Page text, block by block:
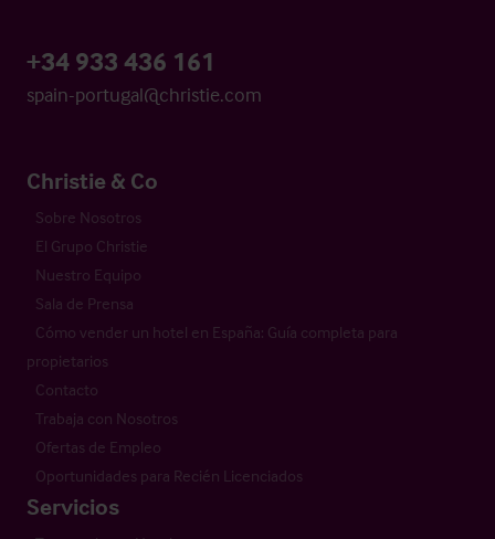
+34 933 436 161
spain-portugal@christie.com
Christie & Co
Sobre Nosotros
El Grupo Christie
Nuestro Equipo
Sala de Prensa
Cómo vender un hotel en España: Guía completa para
propietarios
Contacto
Trabaja con Nosotros
Ofertas de Empleo
Oportunidades para Recién Licenciados
Servicios